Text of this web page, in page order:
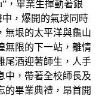
，畢業生揮動著銀
中，爆開的氣球同時
無垠的太平洋與龜山
無限的下一站，離情
尾酒迎著師生，人手
中，帶著全校師長及
的畢業典禮，昂首開